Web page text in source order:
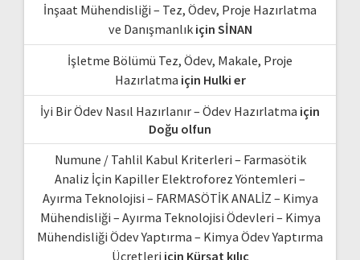
İnşaat Mühendisliği – Tez, Ödev, Proje Hazırlatma
ve Danışmanlıkiçin SİNAN
İşletme Bölümü Tez, Ödev, Makale, Proje
Hazırlatma için Hulki er
İyi Bir Ödev Nasıl Hazırlanır – Ödev Hazırlatma için
Doğu olfun
Numune / Tahlil Kabul Kriterleri – Farmasötik
Analiz İçin Kapiller Elektroforez Yöntemleri –
Ayırma Teknolojisi – FARMASÖTİK ANALİZ – Kimya
Mühendisliği – Ayırma Teknolojisi Ödevleri – Kimya
Mühendisliği Ödev Yaptırma – Kimya Ödev Yaptırma
Ücretleri için Kürşat kılıç